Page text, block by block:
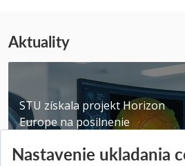
Aktuality
STU získala projekt Horizon
Europe na posilnenie
Publikované 31.07.2026
Nastavenie ukladania